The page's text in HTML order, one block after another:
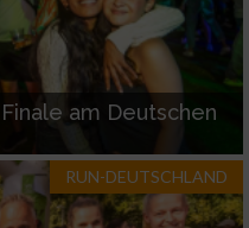
am Deutschen
RUN-DEUTSCHLAND